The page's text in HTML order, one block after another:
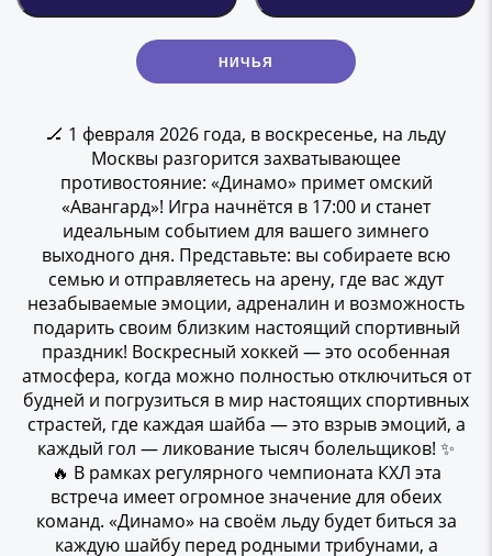
НИЧЬЯ
🏒 1 февраля 2026 года, в воскресенье, на льду
Москвы разгорится захватывающее
противостояние: «Динамо» примет омский
«Авангард»! Игра начнётся в 17:00 и станет
идеальным событием для вашего зимнего
выходного дня. Представьте: вы собираете всю
семью и отправляетесь на арену, где вас ждут
незабываемые эмоции, адреналин и возможность
подарить своим близким настоящий спортивный
праздник! Воскресный хоккей — это особенная
атмосфера, когда можно полностью отключиться от
будней и погрузиться в мир настоящих спортивных
страстей, где каждая шайба — это взрыв эмоций, а
каждый гол — ликование тысяч болельщиков! ✨
🔥 В рамках регулярного чемпионата КХЛ эта
встреча имеет огромное значение для обеих
команд. «Динамо» на своём льду будет биться за
каждую шайбу перед родными трибунами, а